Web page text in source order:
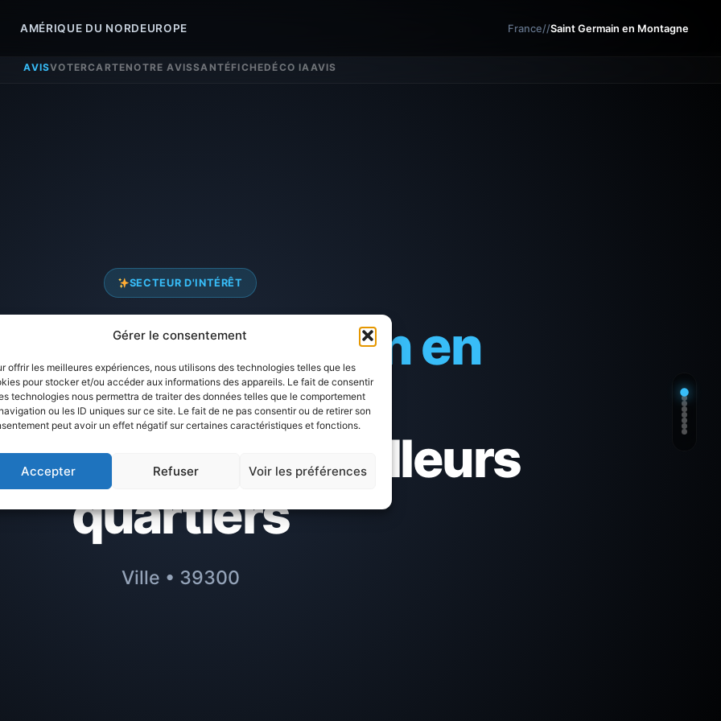
Gérer le consentement
offrir les meilleures expériences, nous utilisons des technologies telles que les
pour stocker et/ou accéder aux informations des appareils. Le fait de consentir
technologies nous permettra de traiter des données telles que le comportement
ou les ID uniques sur ce site. Le fait de ne pas consentir ou de retirer son
peut avoir un effet négatif sur certaines caractéristiques et fonctions.
Accepter Refuser Voir les préférences
AMÉRIQUE DU NORDEUROPE France//Saint Germain en Montagne
AVISVOTERCARTENOTRE AVISSANTÉFICHEDÉCO IAAVIS
SECTEUR D'INTÉRÊT
Saint Germain en
Montagne :
à éviter ou meilleurs
quartiers
Ville • 39300